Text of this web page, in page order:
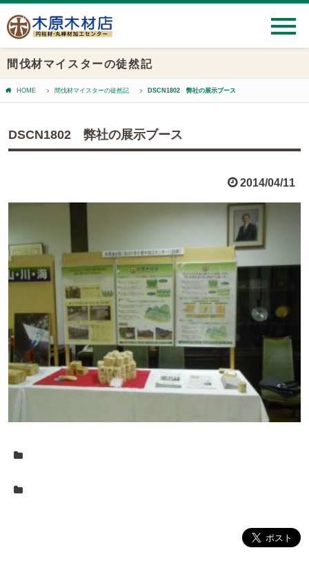
間伐材マイスターの徒然記
HOME 間伐材マイスターの徒然記 DSCN1802 弊社の展示ブース
DSCN1802 弊社の展示ブース
2014/04/11